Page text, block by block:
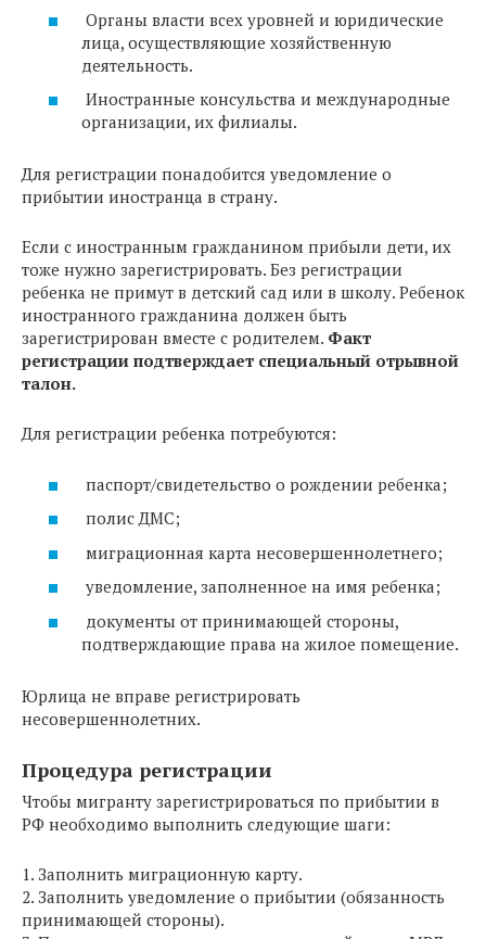
Органы власти всех уровней и юридические
лица, осуществляющие хозяйственную
деятельность.
Иностранные консульства и международные
организации, их филиалы.
Для регистрации понадобится уведомление о
прибытии иностранца в страну.
Если с иностранным гражданином прибыли дети, их
тоже нужно зарегистрировать. Без регистрации
ребенка не примут в детский сад или в школу. Ребенок
иностранного гражданина должен быть
зарегистрирован вместе с родителем. Факт
регистрации подтверждает специальный отрывной
талон.
Для регистрации ребенка потребуются:
паспорт/свидетельство о рождении ребенка;
полис ДМС;
миграционная карта несовершеннолетнего;
уведомление, заполненное на имя ребенка;
документы от принимающей стороны,
подтверждающие права на жилое помещение.
Юрлица не вправе регистрировать
несовершеннолетних.
Процедура регистрации
Чтобы мигранту зарегистрироваться по прибытии в
РФ необходимо выполнить следующие шаги:
1. Заполнить миграционную карту.
2. Заполнить уведомление о прибытии (обязанность
принимающей стороны).